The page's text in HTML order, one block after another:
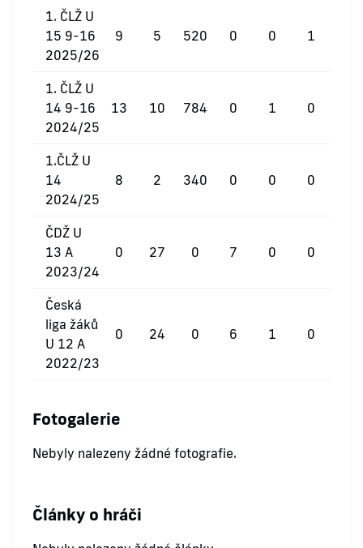
1. ČLŽ U
15 9-16
2025/26
9 5 520 0 0 1
1. ČLŽ U
14 9-16
2024/25
13 10 784 0 1 0
1.ČLŽ U
14
2024/25
8 2 340 0 0 0
ČDŽ U
13 A
2023/24
0 27 0 7 0 0
Česká
liga žáků
U 12 A
2022/23
0 24 0 6 1 0
Fotogalerie
Nebyly nalezeny žádné fotografie.
Články o hráči